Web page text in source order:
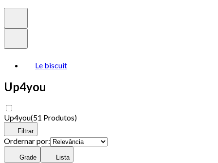
Le biscuit
Up4you
Up4you(51 Produtos)
Filtrar
Ordernar por:
Grade Lista